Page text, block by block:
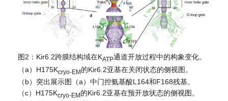
图2：Kir6.2跨膜结构域在KATP通道开放过程中的构象变化。
（a）H175Kcryo-EM的Kir6.2亚基在关闭状态的侧视图。
（b）突出展示图（a）中门控氨基酸L164和F168残基。
（c）H175Kcryo-EM 的Kir6.2亚基在预开放状态的侧视图。